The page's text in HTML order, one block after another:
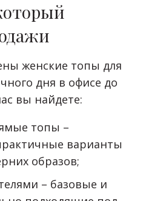
женские топы для
дня в офисе до
вы найдете:
топы –
варианты
образов;
– базовые и